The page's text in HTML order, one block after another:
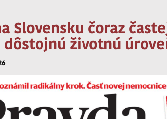
Slovensku čoraz
dôstojnú životnú